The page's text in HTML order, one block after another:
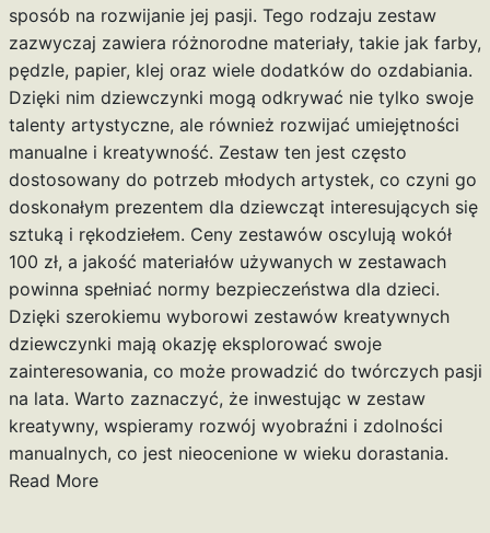
sposób na rozwijanie jej pasji. Tego rodzaju zestaw
zazwyczaj zawiera różnorodne materiały, takie jak farby,
pędzle, papier, klej oraz wiele dodatków do ozdabiania.
Dzięki nim dziewczynki mogą odkrywać nie tylko swoje
talenty artystyczne, ale również rozwijać umiejętności
manualne i kreatywność. Zestaw ten jest często
dostosowany do potrzeb młodych artystek, co czyni go
doskonałym prezentem dla dziewcząt interesujących się
sztuką i rękodziełem. Ceny zestawów oscylują wokół
100 zł, a jakość materiałów używanych w zestawach
powinna spełniać normy bezpieczeństwa dla dzieci.
Dzięki szerokiemu wyborowi zestawów kreatywnych
dziewczynki mają okazję eksplorować swoje
zainteresowania, co może prowadzić do twórczych pasji
na lata. Warto zaznaczyć, że inwestując w zestaw
kreatywny, wspieramy rozwój wyobraźni i zdolności
manualnych, co jest nieocenione w wieku dorastania.
Read More